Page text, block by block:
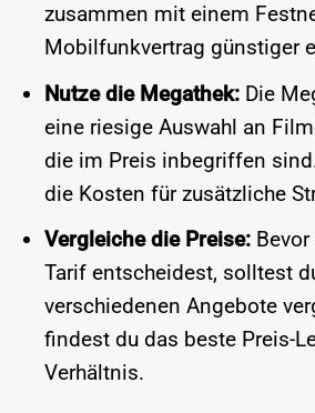
zusammen mit einem
Mobilfunkvertrag günstiger
Nutze die Megathek:Die
eine riesige Auswahl an
die im Preis inbegriffen
die Kosten für zusätzliche
Vergleiche die Preise:Bevor
Tarif entscheidest, solltest
verschiedenen Angebote
findest du das beste Preis-
Verhältnis.